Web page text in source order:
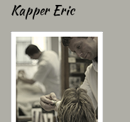
Kapper Eric